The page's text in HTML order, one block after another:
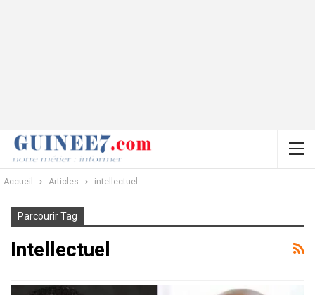
Accueil Articles intellectuel
Parcourir Tag
Intellectuel